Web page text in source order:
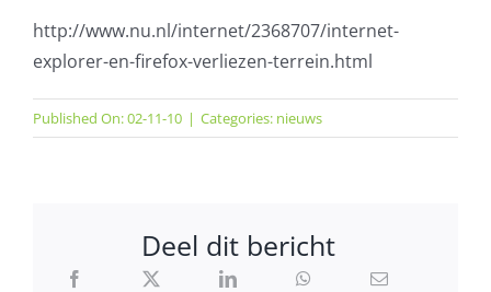
http://www.nu.nl/internet/2368707/internet-
explorer-en-firefox-verliezen-terrein.html
Published On: 02-11-10 | Categories: nieuws
Deel dit bericht